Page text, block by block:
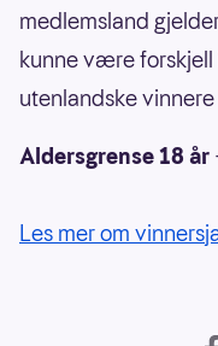
medlemsland
kunne være forskjell
utenlandske
Aldersgrense 18 år
Les mer om